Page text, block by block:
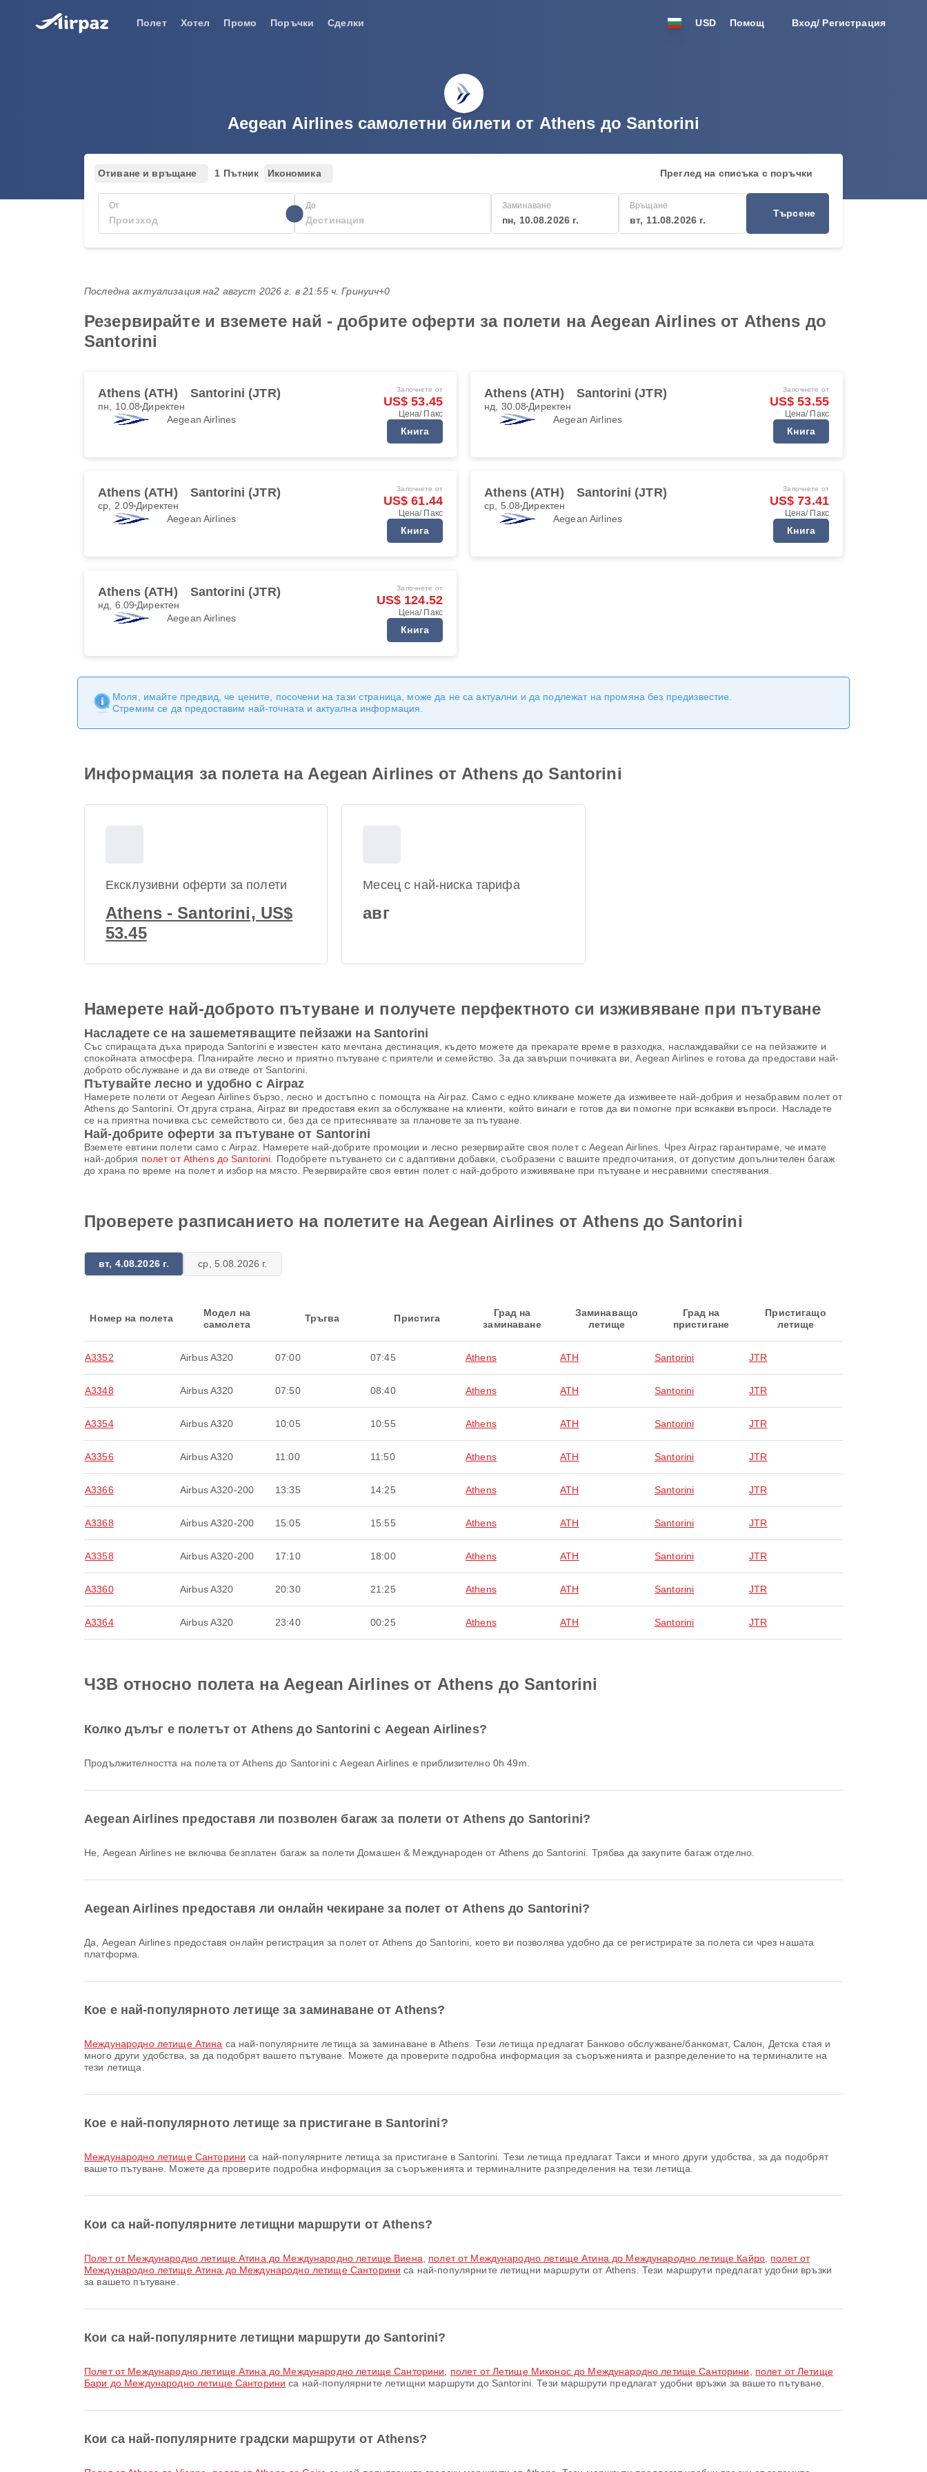
Полет Хотел Промо Поръчки Сделки USD Помощ Вход/ Регистрация
Aegean Airlines самолетни билети от Athens до Santorini
Отиване и връщане 1 Пътник Икономика Преглед на списъка с поръчки
От До Заминаване
пн, 10.08.2026 г.
Връщане
вт, 11.08.2026 г.
Търсене
Последна актуализация на2 август 2026 г. в 21:55 ч. Гринуич+0
Резервирайте и вземете най - добрите оферти за полети на Aegean Airlines от Athens до
Santorini
Athens (ATH) Santorini (JTR)
пн, 10.08 Директен
Aegean Airlines
Започнете от
US$ 53.45
Цена/ Пакс
Книга
Athens (ATH) Santorini (JTR)
нд, 30.08 Директен
Aegean Airlines
Започнете от
US$ 53.55
Цена/ Пакс
Книга
Athens (ATH) Santorini (JTR)
ср, 2.09 Директен
Aegean Airlines
Започнете от
US$ 61.44
Цена/ Пакс
Книга
Athens (ATH) Santorini (JTR)
ср, 5.08 Директен
Aegean Airlines
Започнете от
US$ 73.41
Цена/ Пакс
Книга
Athens (ATH) Santorini (JTR)
нд, 6.09 Директен
Aegean Airlines
Започнете от
US$ 124.52
Цена/ Пакс
Книга
Моля, имайте предвид, че цените, посочени на тази страница, може да не са актуални и да подлежат на промяна без предизвестие.
Стремим се да предоставим най-точната и актуална информация.
Информация за полета на Aegean Airlines от Athens до Santorini
Ексклузивни оферти за полети
Athens - Santorini, US$
53.45
Месец с най-ниска тарифа
авг
Намерете най-доброто пътуване и получете перфектното си изживяване при пътуване
Насладете се на зашеметяващите пейзажи на Santorini
Със спиращата дъха природа Santorini е известен като мечтана дестинация, където можете да прекарате време в разходка, наслаждавайки се на пейзажите и
спокойната атмосфера. Планирайте лесно и приятно пътуване с приятели и семейство. За да завърши почивката ви, Aegean Airlines е готова да предостави най-
доброто обслужване и да ви отведе от Santorini.
Пътувайте лесно и удобно с Airpaz
Намерете полети от Aegean Airlines бързо, лесно и достъпно с помощта на Airpaz. Само с едно кликване можете да изживеете най-добрия и незабравим полет от
Athens до Santorini. От друга страна, Airpaz ви предоставя екип за обслужване на клиенти, който винаги е готов да ви помогне при всякакви въпроси. Насладете
се на приятна почивка със семейството си, без да се притеснявате за плановете за пътуване.
Най-добрите оферти за пътуване от Santorini
Вземете евтини полети само с Airpaz. Намерете най-добрите промоции и лесно резервирайте своя полет с Aegean Airlines. Чрез Airpaz гарантираме, че имате
най-добрия полет от Athens до Santorini . Подобрете пътуването си с адаптивни добавки, съобразени с вашите предпочитания, от допустим допълнителен багаж
до храна по време на полет и избор на място. Резервирайте своя евтин полет с най-доброто изживяване при пътуване и несравними спестявания.
Проверете разписанието на полетите на Aegean Airlines от Athens до Santorini
вт, 4.08.2026 г. ср, 5.08.2026 г.
Номер на полета
Модел на
самолета
Тръгва Пристига
Град на
заминаване
Заминаващо
летище
Град на
пристигане
Пристигащо
летище
A3352 Airbus A320 07:00 07:45 Athens ATH Santorini JTR
A3348 Airbus A320 07:50 08:40 Athens ATH Santorini JTR
A3354 Airbus A320 10:05 10:55 Athens ATH Santorini JTR
A3356 Airbus A320 11:00 11:50 Athens ATH Santorini JTR
A3366 Airbus A320-200 13:35 14:25 Athens ATH Santorini JTR
A3368 Airbus A320-200 15:05 15:55 Athens ATH Santorini JTR
A3358 Airbus A320-200 17:10 18:00 Athens ATH Santorini JTR
A3360 Airbus A320 20:30 21:25 Athens ATH Santorini JTR
A3364 Airbus A320 23:40 00:25 Athens ATH Santorini JTR
ЧЗВ относно полета на Aegean Airlines от Athens до Santorini
Колко дълъг е полетът от Athens до Santorini с Aegean Airlines?
Продължителността на полета от Athens до Santorini с Aegean Airlines е приблизително 0h 49m.
Aegean Airlines предоставя ли позволен багаж за полети от Athens до Santorini?
Не, Aegean Airlines не включва безплатен багаж за полети Домашен & Международен от Athens до Santorini. Трябва да закупите багаж отделно.
Aegean Airlines предоставя ли онлайн чекиране за полет от Athens до Santorini?
Да, Aegean Airlines предоставя онлайн регистрация за полет от Athens до Santorini, което ви позволява удобно да се регистрирате за полета си чрез нашата
платформа.
Кое е най-популярното летище за заминаване от Athens?
Международно летище Атина са най-популярните летища за заминаване в Athens. Тези летища предлагат Банково обслужване/банкомат, Салон, Детска стая и
много други удобства, за да подобрят вашето пътуване. Можете да проверите подробна информация за съоръженията и разпределението на терминалите на
тези летища.
Кое е най-популярното летище за пристигане в Santorini?
Международно летище Санторини са най-популярните летища за пристигане в Santorini. Тези летища предлагат Такси и много други удобства, за да подобрят
вашето пътуване. Можете да проверите подробна информация за съоръженията и терминалните разпределения на тези летища.
Кои са най-популярните летищни маршрути от Athens?
полет от Международно летище Атина до Международно летище Виена полет от Международно летище Атина до Международно летище Кайро, полет от
Международно летище Атина до Международно летище Санторини са най-популярните летищни маршрути от Athens. Тези маршрути предлагат удобни връзки
за вашето пътуване.
Кои са най-популярните летищни маршрути до Santorini?
полет от Международно летище Атина до Международно летище Санторини полет от Летище Миконос до Международно летище Санторини
полет от Летище
Бари до Международно летище Санторини са най-популярните летищни маршрути до Santorini. Тези маршрути предлагат удобни връзки за вашето пътуване.
Кои са най-популярните градски маршрути от Athens?